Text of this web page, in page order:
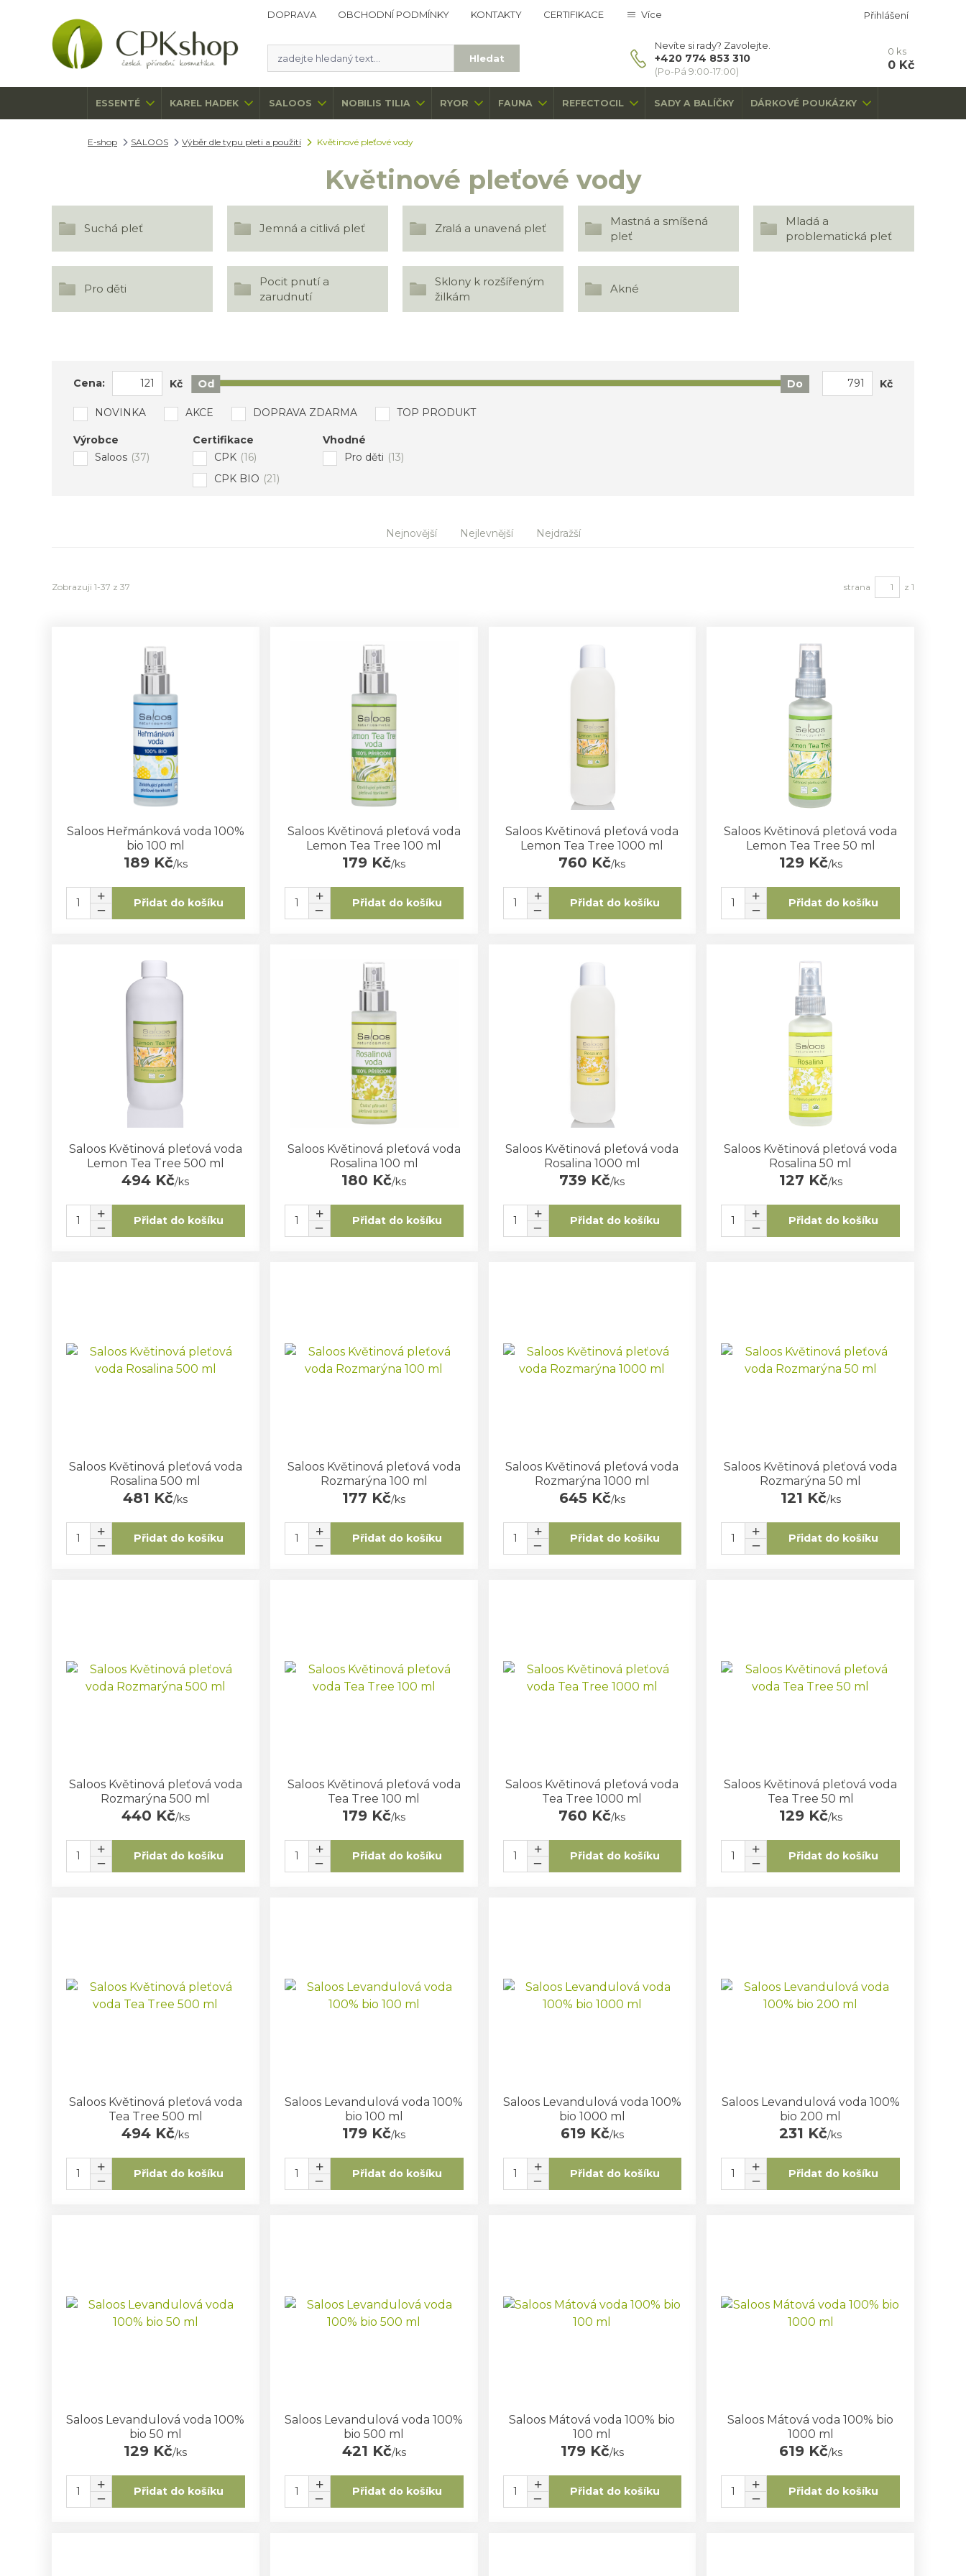
DOPRAVA OBCHODNÍ PODMÍNKY KONTAKTY CERTIFIKACE Více Přihlášení
Hledat
Nevíte si rady? Zavolejte.
+420 774 853 310
(Po-Pá 9:00-17:00)
0 ks
0 Kč
ESSENTÉ KAREL HADEK SALOOS NOBILIS TILIA RYOR FAUNA REFECTOCIL SADY A BALÍČKY DÁRKOVÉ POUKÁZKY
E-shop SALOOS Výběr dle typu pleti a použití Květinové pleťové vody
Květinové pleťové vody
Suchá pleť Jemná a citlivá pleť Zralá a unavená pleť
Mastná a smíšená
pleť
Mladá a
problematická pleť
Pro děti
Pocit pnutí a
zarudnutí
Sklony k rozšířeným
žilkám
Akné
Cena: Kč Od Do Kč
NOVINKA AKCE DOPRAVA ZDARMA TOP PRODUKT
Výrobce
Saloos (37)
Certifikace
CPK (16)
CPK BIO (21)
Vhodné
Pro děti (13)
Nejnovější Nejlevnější Nejdražší
Zobrazuji 1-37 z 37 strana z 1
Saloos Heřmánková voda 100%
bio 100 ml
189 Kč/ks
Přidat do košíku
Saloos Květinová pleťová voda
Lemon Tea Tree 100 ml
179 Kč/ks
Přidat do košíku
Saloos Květinová pleťová voda
Lemon Tea Tree 1000 ml
760 Kč/ks
Přidat do košíku
Saloos Květinová pleťová voda
Lemon Tea Tree 50 ml
129 Kč/ks
Přidat do košíku
Saloos Květinová pleťová voda
Lemon Tea Tree 500 ml
494 Kč/ks
Přidat do košíku
Saloos Květinová pleťová voda
Rosalina 100 ml
180 Kč/ks
Přidat do košíku
Saloos Květinová pleťová voda
Rosalina 1000 ml
739 Kč/ks
Přidat do košíku
Saloos Květinová pleťová voda
Rosalina 50 ml
127 Kč/ks
Přidat do košíku
Saloos Květinová pleťová voda
Rosalina 500 ml
481 Kč/ks
Přidat do košíku
Saloos Květinová pleťová voda
Rozmarýna 100 ml
177 Kč/ks
Přidat do košíku
Saloos Květinová pleťová voda
Rozmarýna 1000 ml
645 Kč/ks
Přidat do košíku
Saloos Květinová pleťová voda
Rozmarýna 50 ml
121 Kč/ks
Přidat do košíku
Saloos Květinová pleťová voda
Rozmarýna 500 ml
440 Kč/ks
Přidat do košíku
Saloos Květinová pleťová voda
Tea Tree 100 ml
179 Kč/ks
Přidat do košíku
Saloos Květinová pleťová voda
Tea Tree 1000 ml
760 Kč/ks
Přidat do košíku
Saloos Květinová pleťová voda
Tea Tree 50 ml
129 Kč/ks
Přidat do košíku
Saloos Květinová pleťová voda
Tea Tree 500 ml
494 Kč/ks
Přidat do košíku
Saloos Levandulová voda 100%
bio 100 ml
179 Kč/ks
Přidat do košíku
Saloos Levandulová voda 100%
bio 1000 ml
619 Kč/ks
Přidat do košíku
Saloos Levandulová voda 100%
bio 200 ml
231 Kč/ks
Přidat do košíku
Saloos Levandulová voda 100%
bio 50 ml
129 Kč/ks
Přidat do košíku
Saloos Levandulová voda 100%
bio 500 ml
421 Kč/ks
Přidat do košíku
Saloos Mátová voda 100% bio
100 ml
179 Kč/ks
Přidat do košíku
Saloos Mátová voda 100% bio
1000 ml
619 Kč/ks
Přidat do košíku